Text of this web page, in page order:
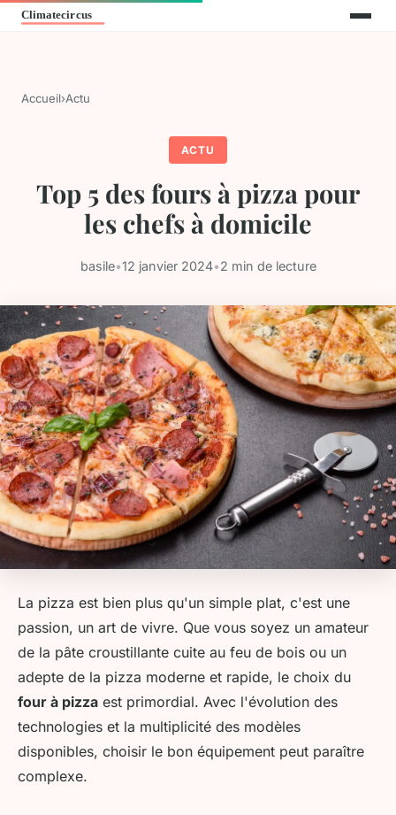
Accueil›Actu
ACTU
Top 5 des fours à pizza pour
les chefs à domicile
basile•12 janvier 2024•2 min de lecture
La pizza est bien plus qu'un simple plat, c'est une
passion, un art de vivre. Que vous soyez un amateur
de la pâte croustillante cuite au feu de bois ou un
adepte de la pizza moderne et rapide, le choix du
four à pizza est primordial. Avec l'évolution des
technologies et la multiplicité des modèles
disponibles, choisir le bon équipement peut paraître
complexe.